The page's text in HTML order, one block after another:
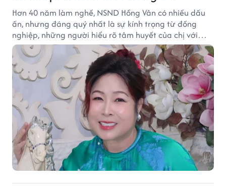
Hơn 40 năm làm nghề, NSND Hồng Vân có nhiều dấu
ấn, nhưng đáng quý nhất là sự kính trọng từ đồng
nghiệp, những người hiểu rõ tâm huyết của chị với
nghệ thuật.